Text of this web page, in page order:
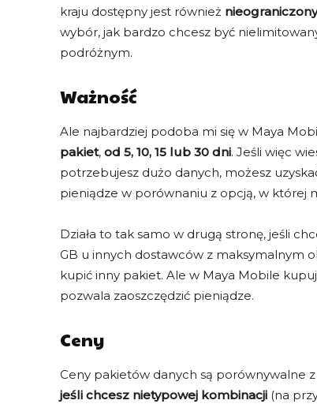
SKOPIUJ i SKORZYSTAJ
SKOPIUJ i
kraju dostępny jest również nieograniczony
wybór, jak bardzo chcesz być
podróżnym.
Ważność
Ale najbardziej podoba mi się w Maya
pakiet, od 5, 10, 15 lub 30 dni. Jeśli więc
potrzebujesz dużo danych, możesz
pieniądze w porównaniu z opcją, w której
Działa to tak samo w drugą stronę, jeśli
GB u innych dostawców z maksymalnym
kupić inny pakiet. Ale w Maya Mobile
pozwala zaoszczędzić pieniądze.
Ceny
Ceny pakietów danych są porównywalne
jeśli chcesz nietypowej kombinacji (na